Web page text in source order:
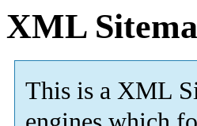
XML
This is a XML